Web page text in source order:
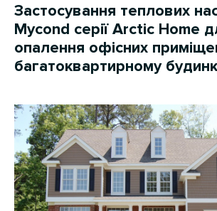
Застосування теплових
Mycond серії Arctic Home
опалення офісних
багатоквартирному